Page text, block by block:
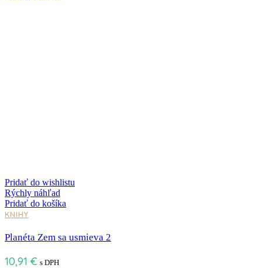
Pridať do wishlistu
Rýchly náhľad
Pridať do košíka
KNIHY
Planéta Zem sa usmieva 2
10,91 € s DPH